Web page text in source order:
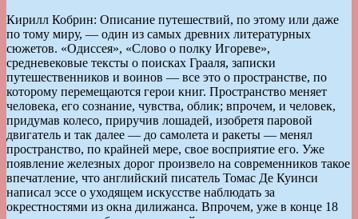
Кирилл Кобрин: Описание путешествий, по этому или даже
по тому миру, — один из самых древних литературных
сюжетов. «Одиссея», «Слово о полку Игореве»,
средневековые тексты о поисках Грааля, записки
путешественников и воинов — все это о пространстве, по
которому перемещаются герои книг. Пространство меняет
человека, его сознание, чувства, облик; впрочем, и человек,
придумав колесо, приручив лошадей, изобретя паровой
двигатель и так далее — до самолета и ракеты — менял
пространство, по крайней мере, свое восприятие его. Уже
появление железных дорог произвело на современников такое
впечатление, что английский писатель Томас Де Куинси
написал эссе о уходящем искусстве наблюдать за
окрестностями из окна дилижанса. Впрочем, уже в конце 18